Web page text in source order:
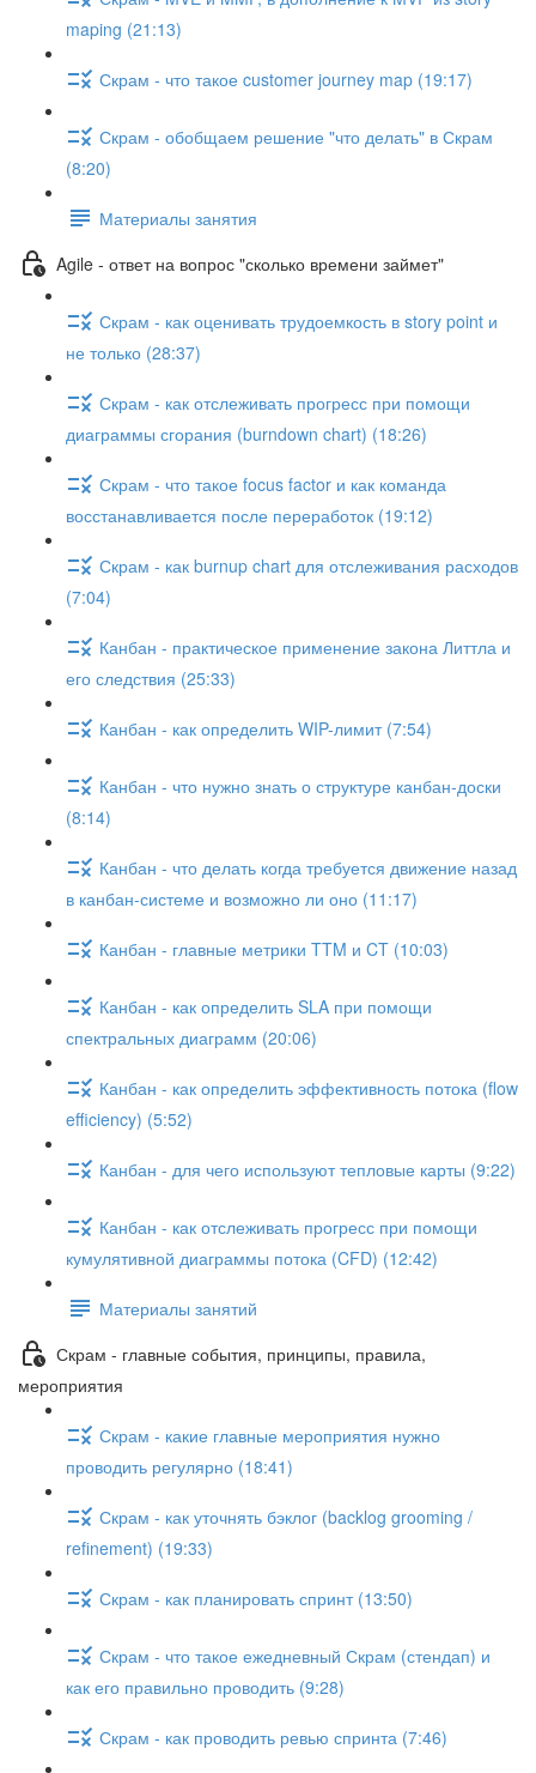
maping (21:13)
Скрам - что такое customer journey map (19:17)
Скрам - обобщаем решение "что делать" в Скрам
(8:20)
Материалы занятия
Agile - ответ на вопрос "сколько времени займет"
Скрам - как оценивать трудоемкость в story point и
не только (28:37)
Скрам - как отслеживать прогресс при помощи
диаграммы сгорания (burndown chart) (18:26)
Скрам - что такое focus factor и как команда
восстанавливается после переработок (19:12)
Скрам - как burnup chart для отслеживания расходов
(7:04)
Канбан - практическое применение закона Литтла и
его следствия (25:33)
Канбан - как определить WIP-лимит (7:54)
Канбан - что нужно знать о структуре канбан-доски
(8:14)
Канбан - что делать когда требуется движение назад
в канбан-системе и возможно ли оно (11:17)
Канбан - главные метрики TTM и CT (10:03)
Канбан - как определить SLA при помощи
спектральных диаграмм (20:06)
Канбан - как определить эффективность потока (flow
efficiency) (5:52)
Канбан - для чего используют тепловые карты (9:22)
Канбан - как отслеживать прогресс при помощи
кумулятивной диаграммы потока (CFD) (12:42)
Материалы занятий
Скрам - главные события, принципы, правила,
мероприятия
Скрам - какие главные мероприятия нужно
проводить регулярно (18:41)
Скрам - как уточнять бэклог (backlog grooming /
refinement) (19:33)
Скрам - как планировать спринт (13:50)
Скрам - что такое ежедневный Скрам (стендап) и
как его правильно проводить (9:28)
Скрам - как проводить ревью спринта (7:46)